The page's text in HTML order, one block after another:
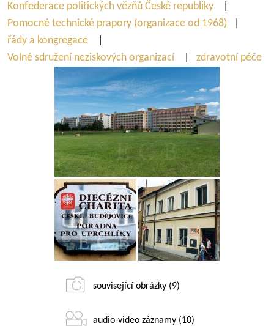
Konfederace politických vězňů České republiky
Pomocné technické prapory (organizace od 1968)
řády a kongregace
Volné sdružení neziskových organizací
zdravotní péče
související obrázky (9)
audio-video záznamy (10)